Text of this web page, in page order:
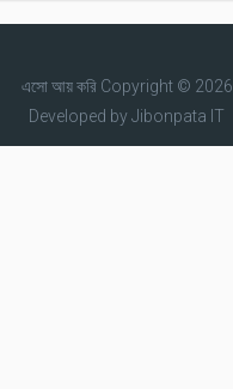
এসো আয় করিCopyright © 2026.
Developed byJibonpata IT